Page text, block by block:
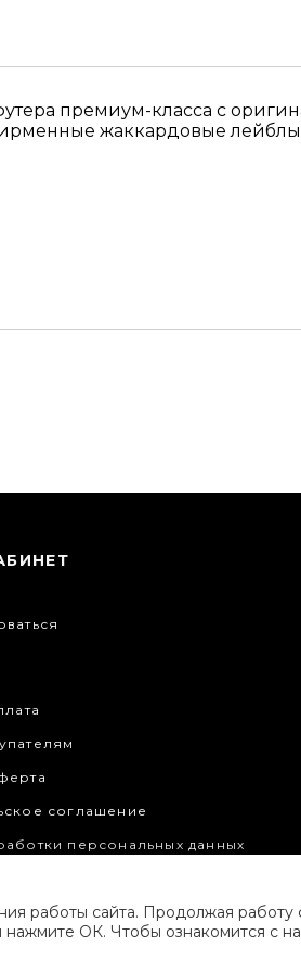
премиум-класса c
жаккардовые
соглашение
персональных данных
работы сайта. Продолжая работу
ОК. Чтобы ознакомится с